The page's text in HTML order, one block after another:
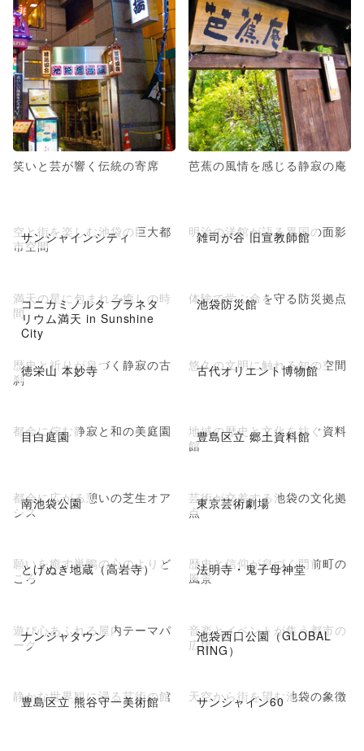
笑いと芸が響く伝統の寄席 芭蕉の風情を感じる静寂の庵
サンシャインシティ
空と街を楽しむ池袋の巨大都
市空間
雑司が谷 旧宣教師館
明治の洋館が語る異国の面影
コニカミノルタ プラネタ
リウム満天 in Sunshine
City
満天の星に包まれる癒しの時
間
池袋防災館
体験で学ぶ命を守る防災拠点
徳栄山 本妙寺
歴史と祈りが息づく静寂の古
刹
古代オリエント博物館
悠久の文明に触れる知の空間
目白庭園
都会に佇む静寂と和の美庭園 豊島区立 郷土資料館
地域の歴史と文化を紡ぐ資料
館
南池袋公園
都会に広がる憩いの芝生オア
シス
東京芸術劇場
芸術が交差する池袋の文化拠
点
とげぬき地蔵（高岩寺）
願いを癒す巣鴨の心のよりど
ころ
法明寺・鬼子母神堂
歴史と信仰が息づく門前町の
風景
ナンジャタウン
遊び心あふれる屋内テーマパ
ーク
池袋西口公園（GLOBAL
RING）
音楽とイベントが集う都市の
広場
豊島区立 熊谷守一美術館
静かな世界観に浸る芸術の館 サンシャイン60
天空から街を望む池袋の象徴